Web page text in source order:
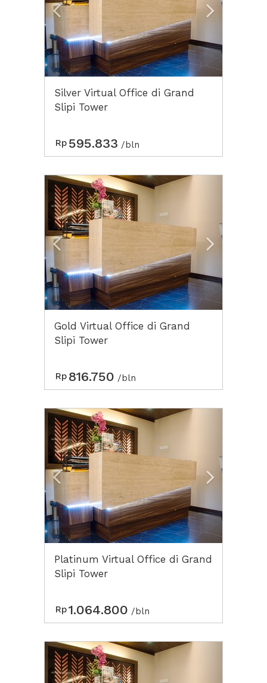
Silver Virtual Office di Grand
Slipi Tower
Rp 595.833 /bln
Previous
Gold Virtual Office di Grand
Slipi Tower
Rp 816.750 /bln
Previous
Platinum Virtual Office di Grand
Slipi Tower
Rp1.064.800 /bln
Previous